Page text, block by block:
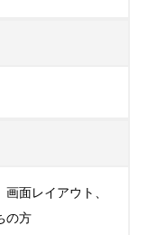
面レイアウト、
の方